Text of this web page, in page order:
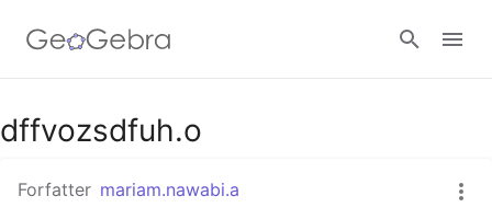
Google Classroom
GeoGebra Classroom
dffvozsdfuh.o
Forfatter mariam.nawabi.a